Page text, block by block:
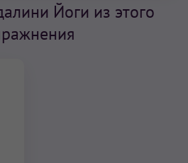
Йоги из этого